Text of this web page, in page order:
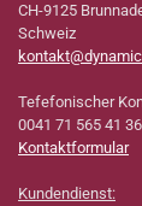
CH-9125
Schweiz
Tefefonischer
0041 71 565 41 36
Kontaktformular
Kundendienst: